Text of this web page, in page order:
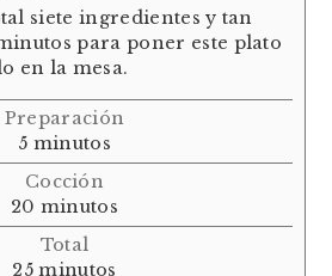
siete ingredientes y tan
para poner este plato
en la mesa.
Preparación
5minutos
minutos
Cocción
20 minutos
minutos
Total
25minutos
minutos